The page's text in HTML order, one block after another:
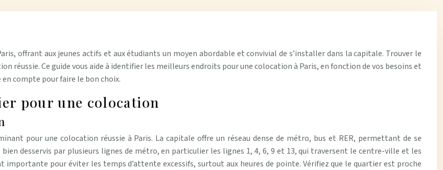
offrant aux jeunes actifs et aux étudiants un moyen abordable et convivial de s’installer dans la capitale. Trouver le
réussie. Ce guide vous aide à identifier les meilleurs endroits pour une colocation à Paris, en fonction de vos besoins et
compte pour faire le bon choix.
pour une colocation
pour une colocation réussie à Paris. La capitale offre un réseau dense de métro, bus et RER, permettant de se
desservis par plusieurs lignes de métro, en particulier les lignes 1, 4, 6, 9 et 13, qui traversent le centre-ville et les
importante pour éviter les temps d’attente excessifs, surtout aux heures de pointe. Vérifiez que le quartier est proche